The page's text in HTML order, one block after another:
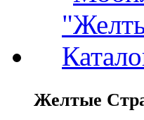
Желтые